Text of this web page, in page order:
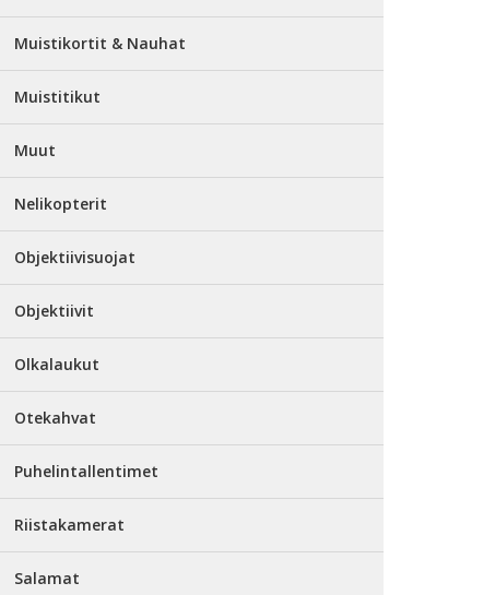
Muistikortit & Nauhat
Muistitikut
Muut
Nelikopterit
Objektiivisuojat
Objektiivit
Olkalaukut
Otekahvat
Puhelintallentimet
Riistakamerat
Salamat